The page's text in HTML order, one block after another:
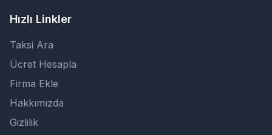
Hızlı Linkler
Taksi Ara
Ücret Hesapla
Firma Ekle
Hakkımızda
Gizlilik